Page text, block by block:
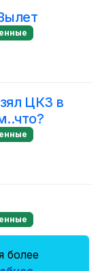
ЦКЗ в
более